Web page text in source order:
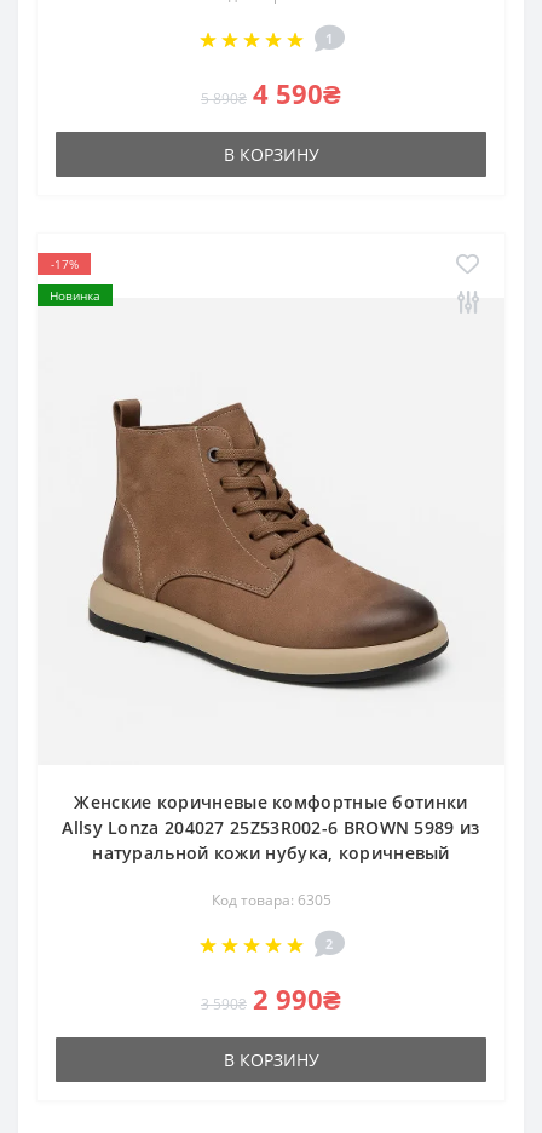
1
5 890₴ 4 590₴
В КОРЗИНУ
-17%
Новинка
Женские коричневые комфортные ботинки
Allsy Lonza 204027 25Z53R002-6 BROWN 5989 из
натуральной кожи нубука, коричневый
Код товара: 6305
2
3 590₴ 2 990₴
В КОРЗИНУ